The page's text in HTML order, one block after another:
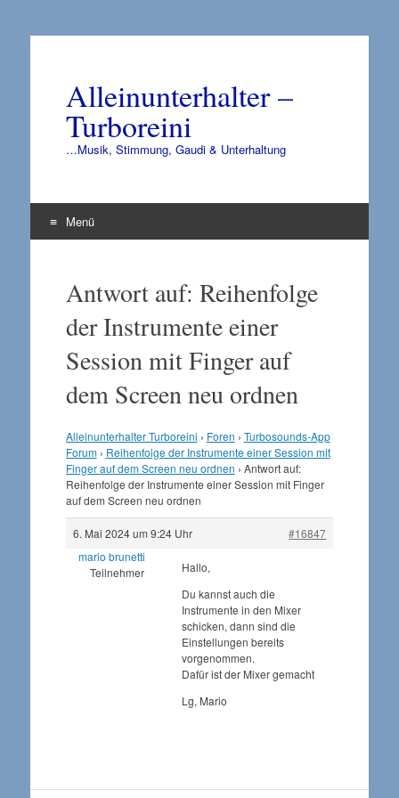
Alleinunterhalter –
Turboreini
…Musik, Stimmung, Gaudi & Unterhaltung
Menü
springenAntwort auf: Reihenfolge
der Instrumente einer
Session mit Finger auf
dem Screen neu ordnen
Alleinunterhalter Turboreini › Foren › Turbosounds-App
Forum › Reihenfolge der Instrumente einer Session mit
Finger auf dem Screen neu ordnen › Antwort auf:
Reihenfolge der Instrumente einer Session mit Finger
auf dem Screen neu ordnen
6. Mai 2024 um 9:24 Uhr
#16847
mario brunetti
Teilnehmer
Hallo,
Du kannst auch die
Instrumente in den Mixer
schicken, dann sind die
Einstellungen bereits
vorgenommen.
Dafür ist der Mixer gemacht
Lg, Mario